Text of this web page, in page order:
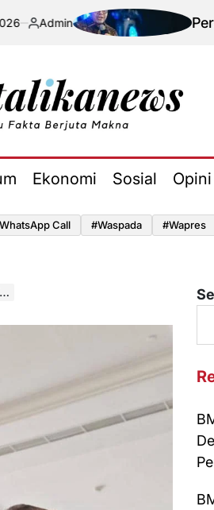
Perang
Ekonomi Sosial Opini
Call #waspada #Wapres